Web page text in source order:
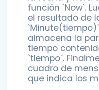
función `Now`.
el resultado de
almacena la
tiempo
`tiempo`.
cuadro de
que indica los